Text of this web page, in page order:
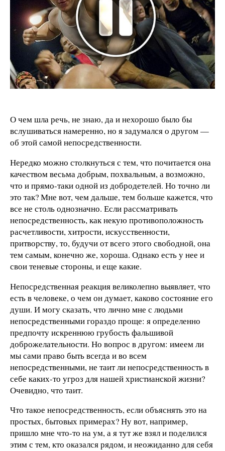
О чем шла речь, не знаю, да и нехорошо было бы
вслушиваться намеренно, но я задумался о другом —
об этой самой непосредственности.
Нередко можно столкнуться с тем, что почитается она
качеством весьма добрым, похвальным, а возможно,
что и прямо-таки одной из добродетелей. Но точно ли
это так? Мне вот, чем дальше, тем больше кажется, что
все не столь однозначно. Если рассматривать
непосредственность, как некую противоположность
расчетливости, хитрости, искусственности,
притворству, то, будучи от всего этого свободной, она
тем самым, конечно же, хороша. Однако есть у нее и
свои теневые стороны, и еще какие.
Непосредственная реакция великолепно выявляет, что
есть в человеке, о чем он думает, каково состояние его
души. И могу сказать, что лично мне с людьми
непосредственными гораздо проще: я определенно
предпочту искреннюю грубость фальшивой
доброжелательности. Но вопрос в другом: имеем ли
мы сами право быть всегда и во всем
непосредственными, не таит ли непосредственность в
себе каких-то угроз для нашей христианской жизни?
Очевидно, что таит.
Что такое непосредственность, если объяснять это на
простых, бытовых примерах? Ну вот, например,
пришло мне что-то на ум, а я тут же взял и поделился
этим с тем, кто оказался рядом, и неожиданно для себя